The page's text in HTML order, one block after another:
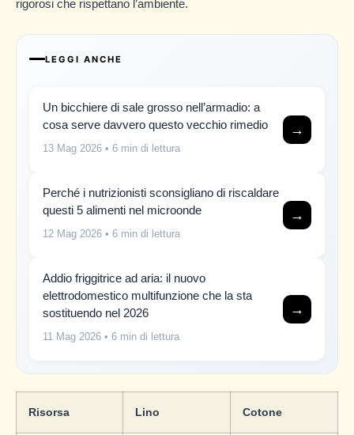
rigorosi che rispettano l’ambiente.
LEGGI ANCHE
Un bicchiere di sale grosso nell’armadio: a
cosa serve davvero questo vecchio rimedio
13 Mag 2026 • 6 min di lettura
→
Perché i nutrizionisti sconsigliano di riscaldare
questi 5 alimenti nel microonde
12 Mag 2026 • 6 min di lettura
→
Addio friggitrice ad aria: il nuovo
elettrodomestico multifunzione che la sta
sostituendo nel 2026
11 Mag 2026 • 6 min di lettura
→
Risorsa Lino Cotone